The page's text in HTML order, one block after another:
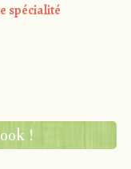
spécialité
!